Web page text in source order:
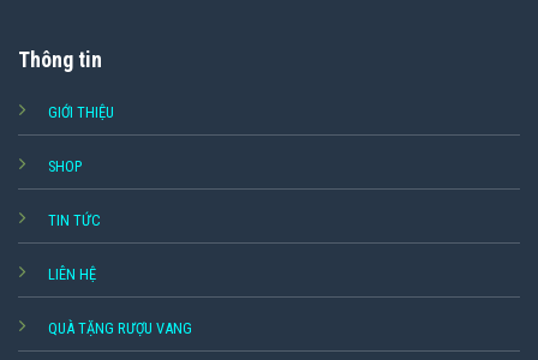
Thông tin
GIỚI THIỆU
SHOP
TIN TỨC
LIÊN HỆ
QUÀ TẶNG RƯỢU VANG